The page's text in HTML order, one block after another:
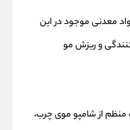
معدنی موجود در این
و ریزش مو
از شامپو موی چرب،